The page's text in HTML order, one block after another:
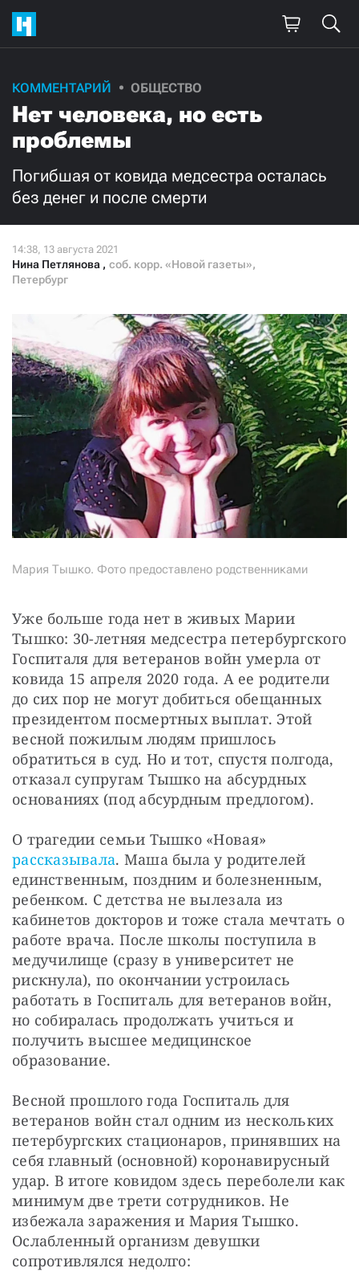
КОММЕНТАРИЙ ОБЩЕСТВО
Нет человека, но есть
проблемы
Погибшая от ковида медсестра осталась
без денег и после смерти
Нина Петлянова , соб. корр. «Новой газеты»,
Петербург
Мария Тышко. Фото предоставлено родственниками
Уже больше года нет в живых Марии
Тышко: 30-летняя медсестра петербургского
Госпиталя для ветеранов войн умерла от
ковида 15 апреля 2020 года. А ее родители
до сих пор не могут добиться обещанных
президентом посмертных выплат. Этой
весной пожилым людям пришлось
обратиться в суд. Но и тот, спустя полгода,
отказал супругам Тышко на абсурдных
основаниях (под абсурдным предлогом).
рассказывала. Маша была у родителей
единственным, поздним и болезненным,
ребенком. С детства не вылезала из
кабинетов докторов и тоже стала мечтать о
работе врача. После школы поступила в
медучилище (сразу в университет не
рискнула), по окончании устроилась
работать в Госпиталь для ветеранов войн,
но собиралась продолжать учиться и
получить высшее медицинское
образование.
Весной прошлого года Госпиталь для
ветеранов войн стал одним из нескольких
петербургских стационаров, принявших на
себя главный (основной) коронавирусный
удар. В итоге ковидом здесь переболели как
минимум две трети сотрудников. Не
избежала заражения и Мария Тышко.
Ослабленный организм девушки
сопротивлялся недолго:
Поддержите
нашу работу!
Ежемесячно
3000
500
Нажимая кнопку «Стать соучастником»,
я принимаю
условия и подтверждаю свое гражданство РФ
СТАТЬ СОУЧАСТНИКОМ
ПОДЕЛИТЬСЯ С ДРУЗЬЯМИ
Если у вас есть вопросы, пишите donate@novayagazeta.ruили
звоните:
+7 (929) 612-03-68